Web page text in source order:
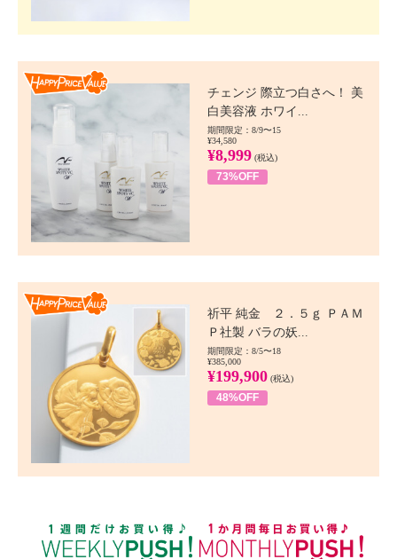
チェンジ 際立つ白さへ！ 美
白美容液 ホワイ...
期間限定：8/9〜15
¥34,580
¥8,999 (税込)
73%OFF
祈平 純金 ２．５ｇ ＰＡＭ
Ｐ社製 バラの妖...
期間限定：8/5〜18
¥385,000
¥199,900 (税込)
48%OFF